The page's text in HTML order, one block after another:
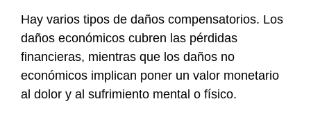
Hay varios tipos de daños compensatorios. Los
daños económicos cubren las pérdidas
financieras, mientras que los daños no
económicos implican poner un valor monetario
al dolor y al sufrimiento mental o físico.